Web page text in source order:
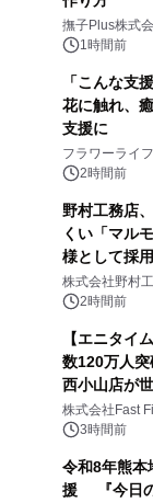
撫子Plus株式
1時間前
「こんな支
花に触れ、
支援に
フラワーライ
2時間前
野村工務店
くい「マル
様として採
こだわる」
株式会社野村
2時間前
【エニタイ
数120万人
西小山店が
株式会社Fast
3時間前
令和8年熊本
援 『今日の